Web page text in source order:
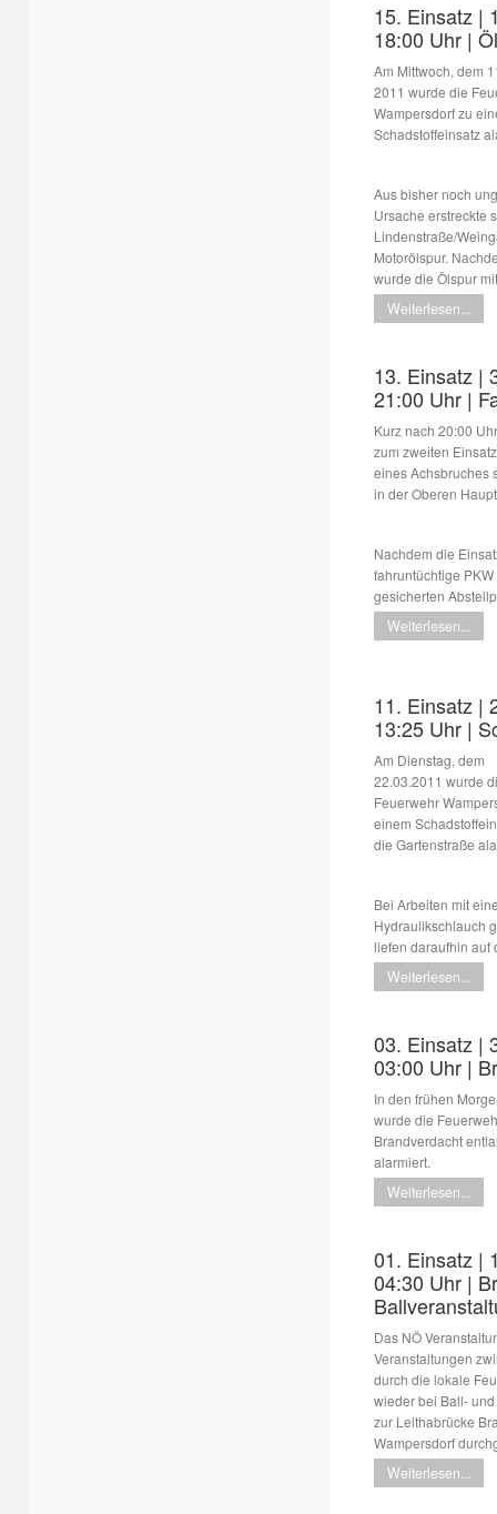
15. Einsatz |
18:00 Uhr |
Am Mittwoch, dem
2011 wurde die
Wampersdorf zu
Schadstoffeinsatz
Aus bisher noch
Ursache erstreckte
Lindenstraße/
Motorölspur.
wurde die Ölspur
Weiterlesen...
13. Einsatz |
21:00 Uhr |
Kurz nach 20:00
zum zweiten
eines Achsbruches
in der Oberen
Nachdem die
fahruntüchtige
gesicherten
Weiterlesen...
11. Einsatz |
13:25 Uhr |
Am Dienstag, dem
22.03.2011 wurde
Feuerwehr
einem
die Gartenstraße
Bei Arbeiten mit
Hydraulikschlauch
liefen daraufhin auf
Weiterlesen...
03. Einsatz |
03:00 Uhr |
In den frühen
wurde die
Brandverdacht
alarmiert.
Weiterlesen...
01. Einsatz |
04:30 Uhr |
Das NÖ
Veranstaltungen
durch die lokale
wieder bei Ball-
zur Leithabrücke
Wampersdorf
Weiterlesen...